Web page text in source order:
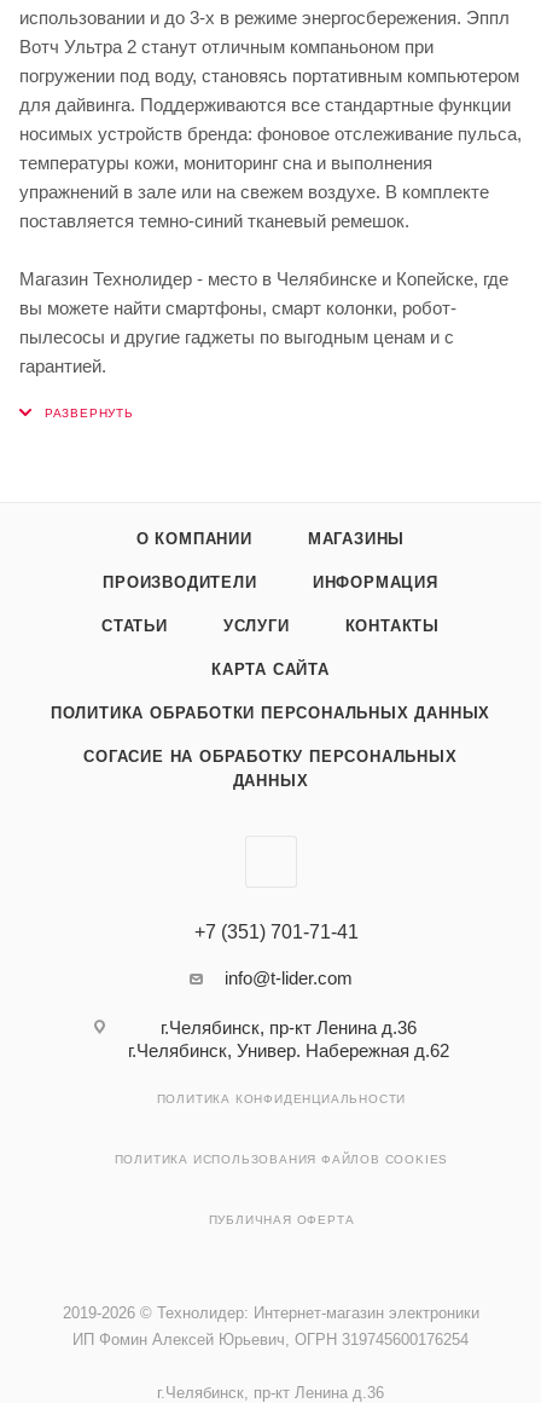
использовании и до 3-х в режиме энергосбережения. Эппл
Вотч Ультра 2 станут отличным компаньоном при
погружении под воду, становясь портативным компьютером
для дайвинга. Поддерживаются все стандартные функции
носимых устройств бренда: фоновое отслеживание пульса,
температуры кожи, мониторинг сна и выполнения
упражнений в зале или на свежем воздухе. В комплекте
поставляется темно-синий тканевый ремешок.
Магазин Технолидер - место в Челябинске и Копейске, где
вы можете найти смартфоны, смарт колонки, робот-
пылесосы и другие гаджеты по выгодным ценам и с
гарантией.
О КОМПАНИИ МАГАЗИНЫ
ПРОИЗВОДИТЕЛИ ИНФОРМАЦИЯ
СТАТЬИ УСЛУГИ КОНТАКТЫ
КАРТА САЙТА
ПОЛИТИКА ОБРАБОТКИ ПЕРСОНАЛЬНЫХ ДАННЫХ
СОГАСИЕ НА ОБРАБОТКУ ПЕРСОНАЛЬНЫХ
ДАННЫХ
+7 (351) 701-71-41
info@t-lider.com
г.Челябинск, пр-кт Ленина д.36
г.Челябинск, Универ. Набережная д.62
ПОЛИТИКА КОНФИДЕНЦИАЛЬНОСТИ
ПОЛИТИКА ИСПОЛЬЗОВАНИЯ ФАЙЛОВ COOKIES
ПУБЛИЧНАЯ ОФЕРТА
2019-2026 © Технолидер: Интернет-магазин электроники
ИП Фомин Алексей Юрьевич, ОГРН 319745600176254
г.Челябинск, пр-кт Ленина д.36